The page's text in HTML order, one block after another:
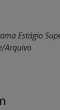
Estágio
Arquivo